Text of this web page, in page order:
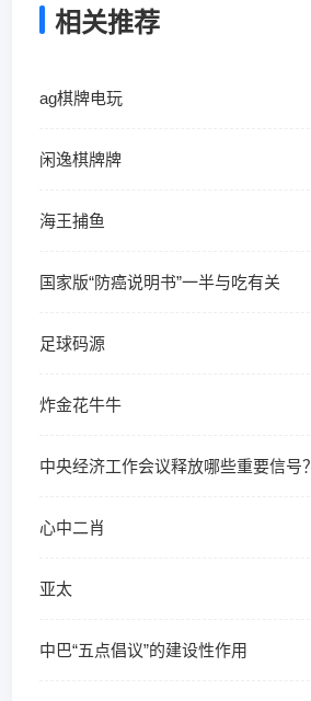
相关推荐
ag棋牌电玩
闲逸棋牌牌
海王捕鱼
国家版“防癌说明书”一半与吃有关
足球码源
炸金花牛牛
中央经济工作会议释放哪些重要信号？
心中二肖
亚太
中巴“五点倡议”的建设性作用